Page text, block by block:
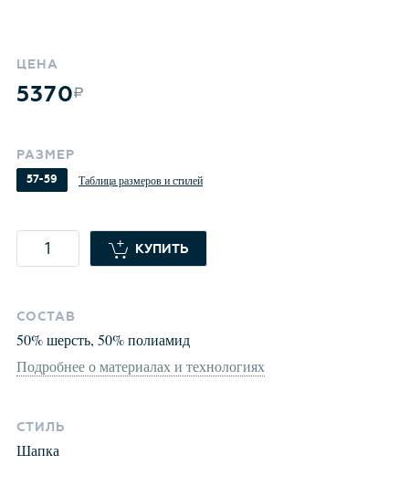
ЦЕНА
5370
РАЗМЕР
57-59 Таблица размеров и стилей
КУПИТЬ
СОСТАВ
50%шерсть, 50%полиамид
Подробнее о материалах и технологиях
СТИЛЬ
Шапка